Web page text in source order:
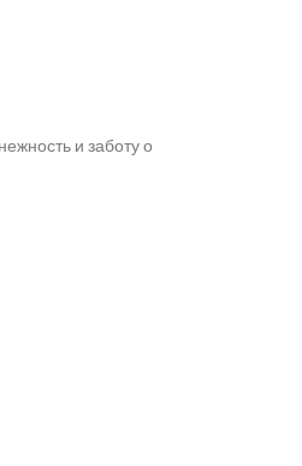
и заботу о